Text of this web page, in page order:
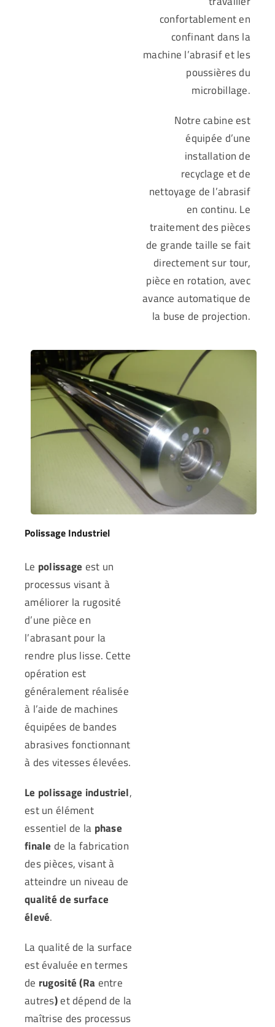
confortablement en
confinant dans la
machine l’abrasif et les
poussières du
microbillage.
Notre cabine est
équipée d’une
installation de
recyclage et de
nettoyage de l’abrasif
en continu. Le
traitement des pièces
de grande taille se fait
directement sur tour,
pièce en rotation, avec
avance automatique de
la buse de projection.
Polissage Industriel
Le polissage est un
processus visant à
améliorer la rugosité
d’une pièce en
l’abrasant pour la
rendre plus lisse. Cette
opération est
généralement réalisée
à l’aide de machines
équipées de bandes
abrasives fonctionnant
à des vitesses élevées.
Le polissage industriel,
est un élément
essentiel de la phase
finale de la fabrication
des pièces, visant à
atteindre un niveau de
qualité de surface
élevé.
La qualité de la surface
est évaluée en termes
de rugosité (Ra entre
autres)et dépend de la
maîtrise des processus